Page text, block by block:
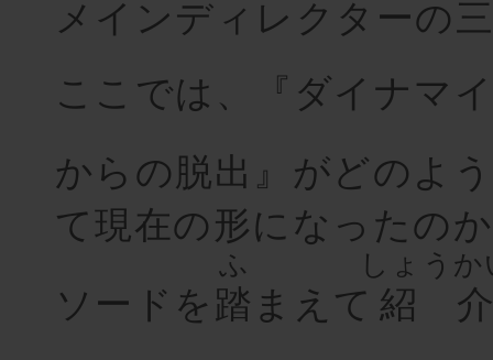
メインディレクターの
ここでは、『ダイナマ
からの脱出』がどのよ
て現在の形になったの
ソードを 踏
ふ
まえて 紹
しょうか